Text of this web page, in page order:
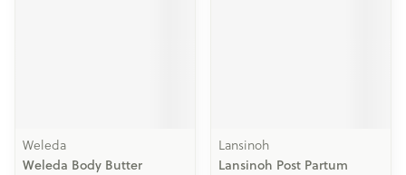
Weleda
Weleda Body Butter
Lansinoh
Lansinoh Post Partum